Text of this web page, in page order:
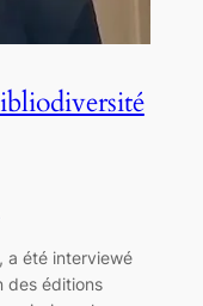
a été interviewé
des éditions